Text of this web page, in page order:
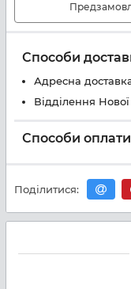
Способи
Адресна
Відділення
Способи оплати
Поділитися: